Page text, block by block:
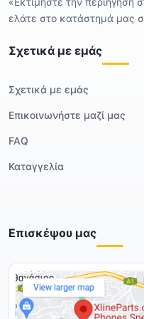
ελάτε στο κατάστημά μας
Σχετικά με εμάς
Σχετικά με εμάς
Επικοινωνήστε μαζί μας
FAQ
Καταγγελία
Επισκέψου μας